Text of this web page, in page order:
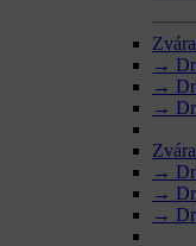
→
→
→
→
→
→